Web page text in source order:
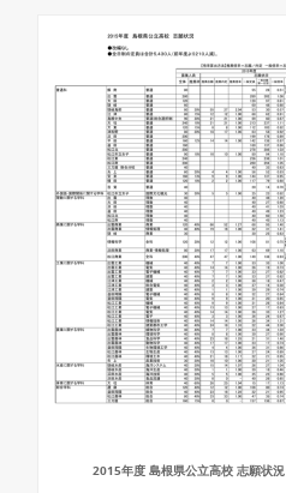
2015年度 島根県公立高校 志願状況